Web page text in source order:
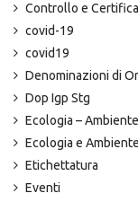
Controllo e
covid-19
covid19
Denominazioni di
Dop Igp Stg
Ecologia –
Ecologia e Ambiente
Etichettatura
Eventi